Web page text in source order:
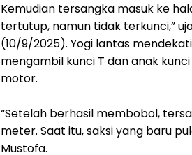
Kemudian tersangka masuk ke
tertutup, namun tidak terkunci,”
(10/9/2025). Yogi lantas
mengambil kunci T dan anak
motor.
“Setelah berhasil membobol,
meter. Saat itu, saksi yang baru
Mustofa.